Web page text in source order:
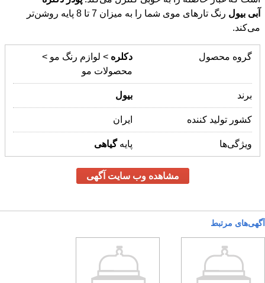
آبی بیول
رنگ تارها‌ی موی شما را به میزان 7 تا 8 پایه روشن‌تر
می‌کند.
گروه محصول دکلره > لوازم رنگ مو >
محصولات مو
برند بیول
کشور تولید کننده ایران
ویژگی‌ها پایهگیاهی
مشاهده وب سایت آگهی
آگهی‌های مرتبط